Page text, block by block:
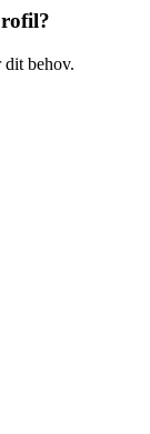
dit behov.